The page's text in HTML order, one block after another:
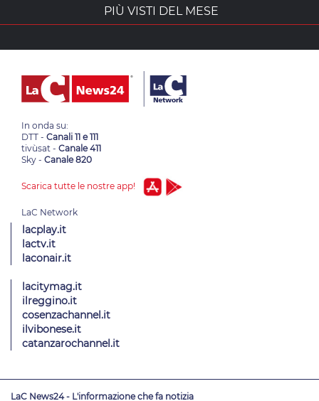
PIÙ VISTI DEL MESE
In onda su:
DTT - Canali 11 e 111
tivùsat - Canale 411
Sky - Canale 820
Scarica tutte le nostre app!
lacplay.it
lactv.it
laconair.it
lacitymag.it
ilreggino.it
cosenzachannel.it
ilvibonese.it
catanzarochannel.it
LaC News24 - L'informazione che fa notizia